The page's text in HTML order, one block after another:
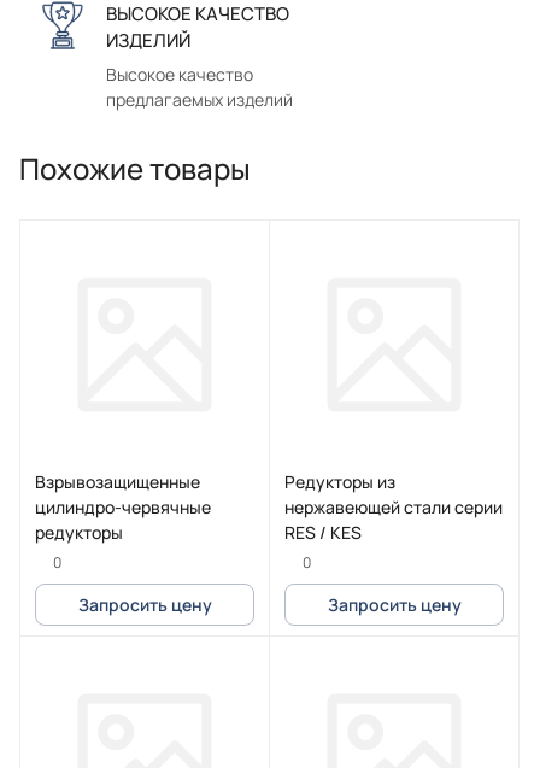
ВЫСОКОЕ КАЧЕСТВО
ИЗДЕЛИЙ
Высокое качество
предлагаемых изделий
Похожие товары
Взрывозащищенные
цилиндро-червячные
редукторы
0
Запросить цену
Редукторы из
нержавеющей стали серии
RES / KES
0
Запросить цену